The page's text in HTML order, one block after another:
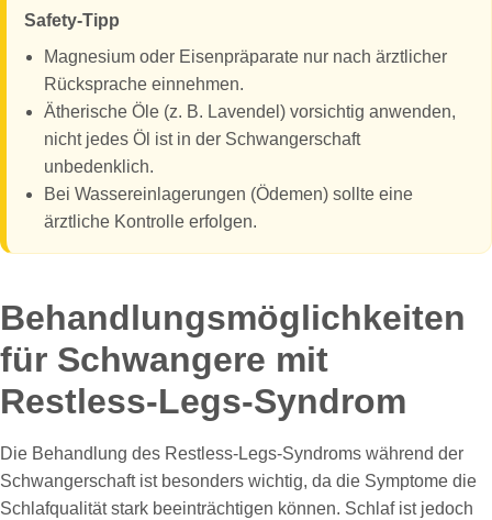
Safety-Tipp
Magnesium oder Eisenpräparate nur nach ärztlicher
Rücksprache einnehmen.
Ätherische Öle (z. B. Lavendel) vorsichtig anwenden,
nicht jedes Öl ist in der Schwangerschaft
unbedenklich.
Bei Wassereinlagerungen (Ödemen) sollte eine
ärztliche Kontrolle erfolgen.
Behandlungsmöglichkeiten
für Schwangere mit
Restless-Legs-Syndrom
Die Behandlung des Restless-Legs-Syndroms während der
Schwangerschaft ist besonders wichtig, da die Symptome die
Schlafqualität stark beeinträchtigen können. Schlaf ist jedoch